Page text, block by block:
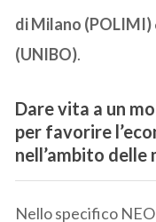
di Milano (POLIMI)
(UNIBO).
Dare vita a un
per favorire
nell’ambito
Nello specifico